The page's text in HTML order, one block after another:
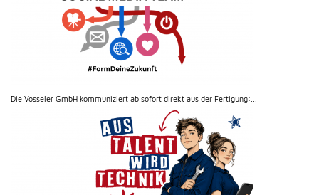
Die Vosseler GmbH kommuniziert ab sofort direkt aus der Fertigung:...